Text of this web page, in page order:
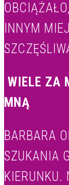
INNYM
WIELE ZA
MNĄ
BARBARA
SZUKANIA
KIERUNKU.